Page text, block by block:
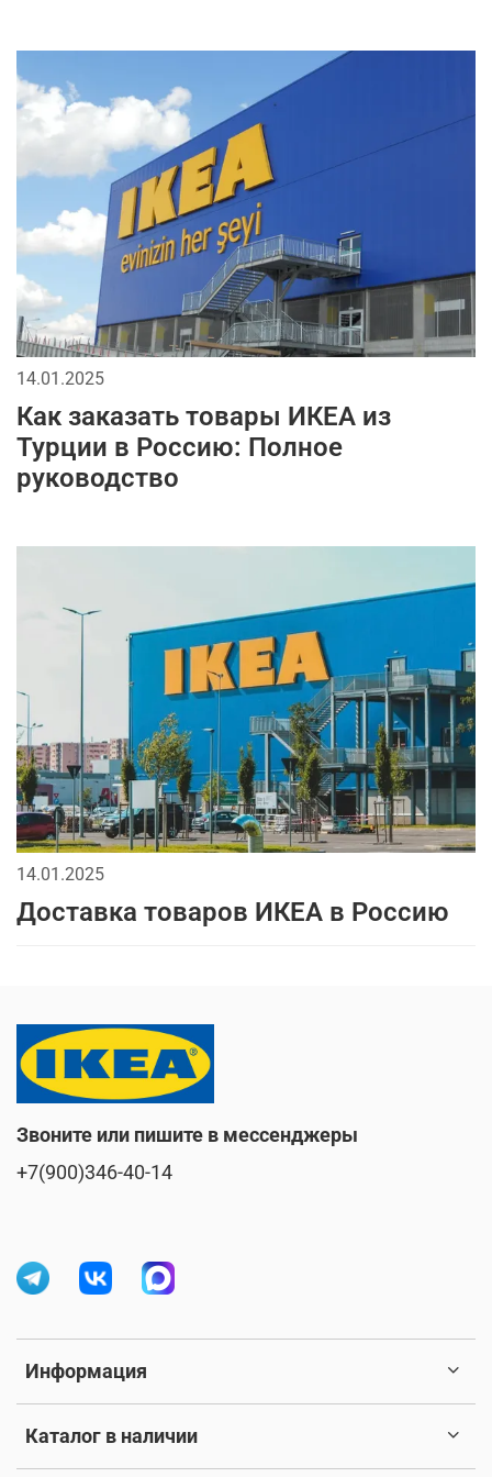
14.01.2025
Как заказать товары ИКЕА из
Турции в Россию: Полное
руководство
14.01.2025
Доставка товаров ИКЕА в Россию
Информация
Каталог в наличии
Звоните или пишите в мессенджеры
+7(900)346-40-14